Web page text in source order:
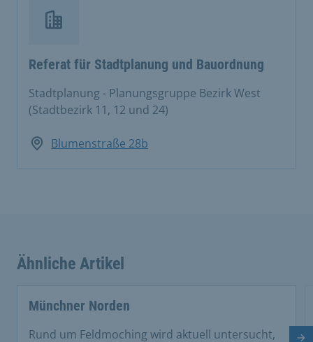
Referat für Stadtplanung und Bauordnung
Stadtplanung - Planungsgruppe Bezirk West
(Stadtbezirk 11, 12 und 24)
Blumenstraße 28b
Ähnliche Artikel
Münchner Norden
Rund um Feldmoching wird aktuell untersucht,